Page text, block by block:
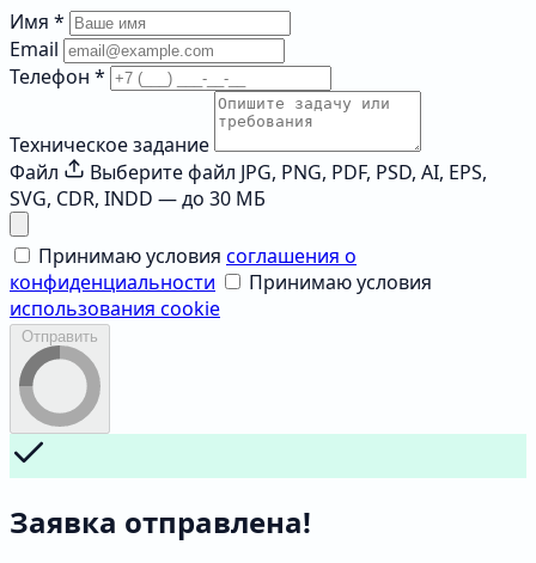
Имя *
Email
Телефон *
Техническое задание
Файл
Выберите файл JPG, PNG, PDF, PSD, AI, EPS,
SVG, CDR, INDD — до 30 МБ
Принимаю условия соглашения о
конфиденциальности
Принимаю условия
использования cookie
Отправить
Заявка отправлена!